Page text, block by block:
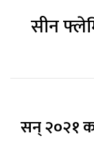
सीन
सन् २०२१